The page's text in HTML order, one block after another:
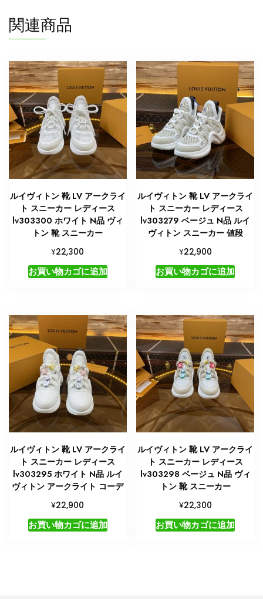
ニ
ー
ー
レ
デ
ィ
ー
ス
旅
個
関連商品
ルイヴィトン 靴 LV アークライ
ト スニーカー レディース
lv303300 ホワイト N品 ヴィ
トン 靴 スニーカー
¥22,300
お買い物カゴに追加
ルイヴィトン 靴 LV アークライ
ト スニーカー レディース
lv303279 ベージュ N品 ルイ
ヴィトン スニーカー 値段
¥22,900
お買い物カゴに追加
ルイヴィトン 靴 LV アークライ
ト スニーカー レディース
lv303295 ホワイト N品 ルイ
ヴィトン アークライト コーデ
¥22,900
お買い物カゴに追加
ルイヴィトン 靴 LV アークライ
ト スニーカー レディース
lv303298 ベージュ N品 ヴィ
トン 靴 スニーカー
¥22,300
お買い物カゴに追加